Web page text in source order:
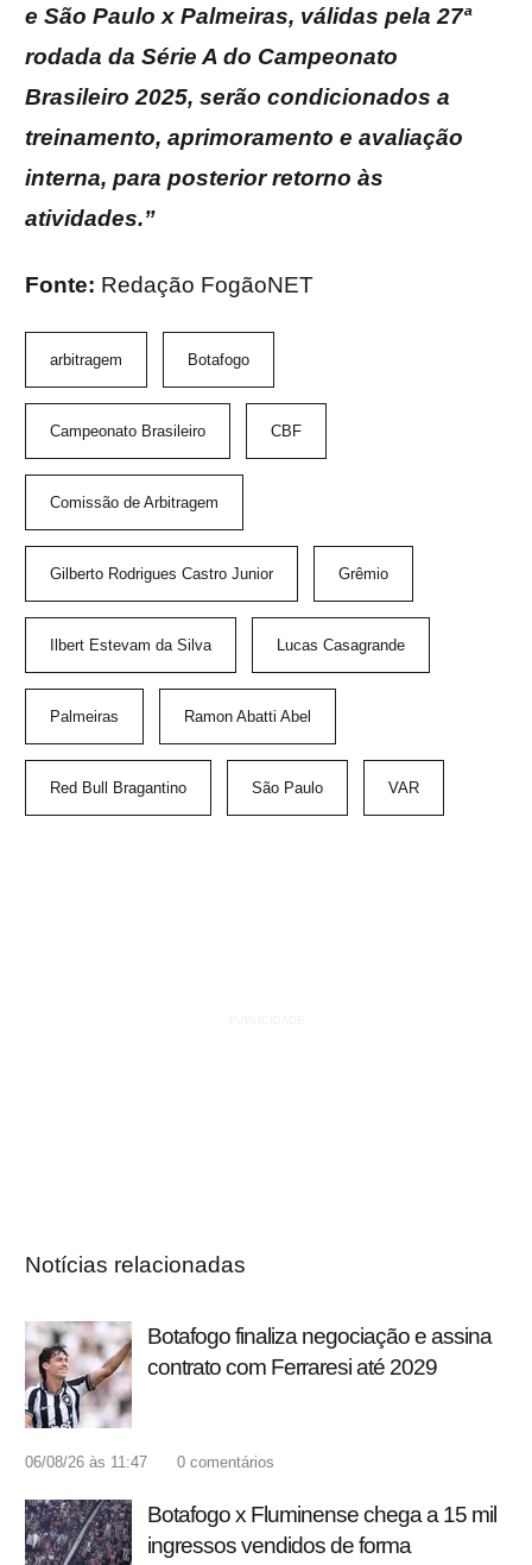
e São Paulo x Palmeiras, válidas pela 27ª
rodada da Série A do Campeonato
Brasileiro 2025, serão condicionados a
treinamento, aprimoramento e avaliação
interna, para posterior retorno às
atividades.”
Fonte: Redação FogãoNET
arbitragem Botafogo
Campeonato Brasileiro CBF
Comissão de Arbitragem
Gilberto Rodrigues Castro Junior Grêmio
Ilbert Estevam da Silva Lucas Casagrande
Palmeiras Ramon Abatti Abel
Red Bull Bragantino São Paulo VAR
Notícias relacionadas
Botafogo finaliza negociação e assina
contrato com Ferraresi até 2029
06/08/26 às 11:47 0 comentários
Botafogo x Fluminense chega a 15 mil
ingressos vendidos de forma